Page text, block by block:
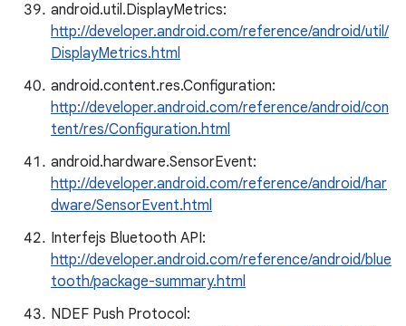
android.util.DisplayMetrics:
http://developer.android.com/reference/android/util/
DisplayMetrics.html
android.content.res.Configuration:
http://developer.android.com/reference/android/con
tent/res/Configuration.html
android.hardware.SensorEvent:
http://developer.android.com/reference/android/har
dware/SensorEvent.html
Interfejs Bluetooth API:
http://developer.android.com/reference/android/blue
tooth/package-summary.html
NDEF Push Protocol: